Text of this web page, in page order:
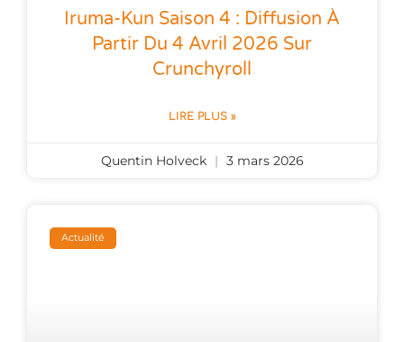
Iruma-Kun Saison 4 : Diffusion À
Partir Du 4 Avril 2026 Sur
Crunchyroll
LIRE PLUS »
Quentin Holveck 3 mars 2026
Actualité